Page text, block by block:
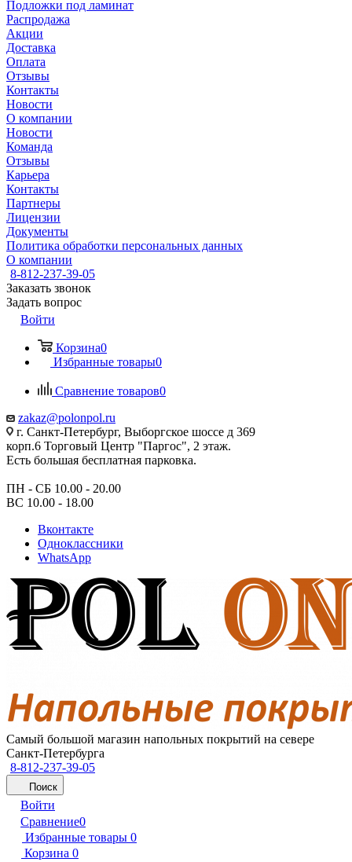
Подложки под ламинат
Распродажа
Акции
Доставка
Оплата
Отзывы
Контакты
Новости
О компании
Новости
Команда
Отзывы
Карьера
Контакты
Партнеры
Лицензии
Документы
Политика обработки персональных данных
О компании
8-812-237-39-05
Заказать звонок
Задать вопрос
Войти
Корзина0
Избранные товары0
Сравнение товаров0
zakaz@polonpol.ru
г. Санкт-Петербург, Выборгское шоссе д 369
корп.6 Торговый Центр "Паргос", 2 этаж.
Есть большая бесплатная парковка.
ПН - СБ 10.00 - 20.00
ВС 10.00 - 18.00
Вконтакте
Одноклассники
WhatsApp
Самый большой магазин напольных покрытий на севере
Санкт-Петербурга
8-812-237-39-05
Поиск
Войти
Сравнение0
Избранные товары 0
Корзина 0